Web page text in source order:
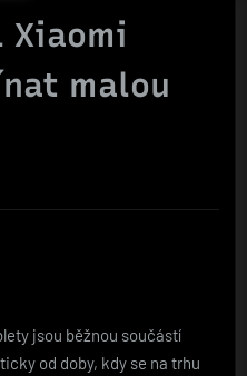
Xiaomi
malou
jsou běžnou součástí
od doby, kdy se na trhu